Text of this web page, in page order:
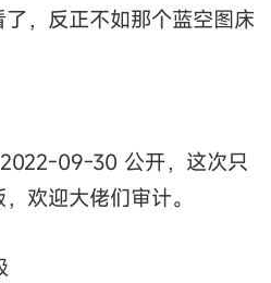
，反正不如那个蓝空图床
09-30 公开，这次只
欢迎大佬们审计。